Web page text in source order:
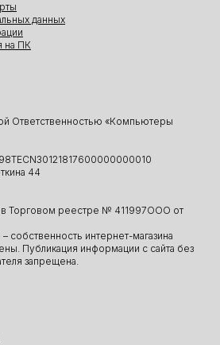
Ответственностью «Компьютеры
44
Торговом реестре № 411997ООО от
собственность интернет-магазина
Публикация информации с сайта без
запрещена.
данных
на ПК